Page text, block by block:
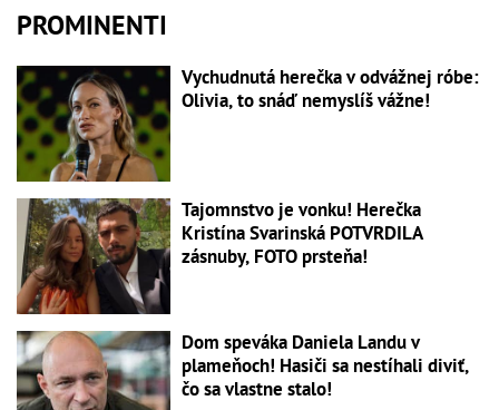
PROMINENTI
Vychudnutá herečka v odvážnej róbe:
Olivia, to snáď nemyslíš vážne!
Tajomnstvo je vonku! Herečka
Kristína Svarinská POTVRDILA
zásnuby, FOTO prsteňa!
Dom speváka Daniela Landu v
plameňoch! Hasiči sa nestíhali diviť,
čo sa vlastne stalo!